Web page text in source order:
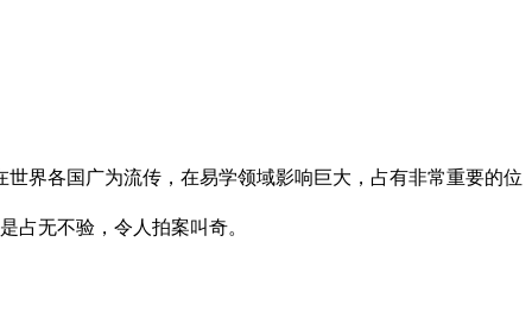
界各国广为流传，在易学领域影响巨大，占有非常重要的位
占无不验，令人拍案叫奇。